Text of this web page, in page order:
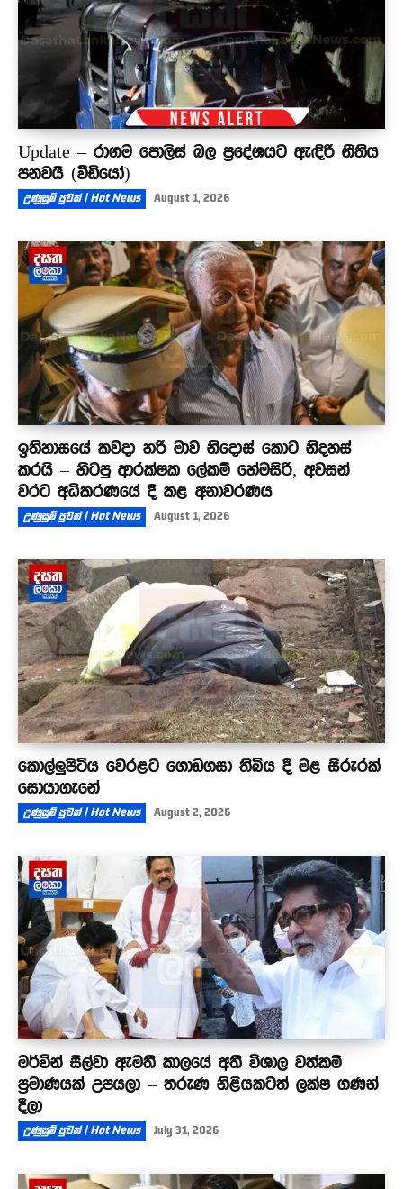
Update – රාගම පොලිස් බල ප්‍රදේශයට ඇඳිරි නීතිය
පනවයි (වීඩියෝ)
උණුසුම් පුවත් | Hot News August 1, 2026
ඉතිහාසයේ කවදා හරි මාව නිදොස් කොට නිදහස්
කරයි – හිටපු ආරක්ෂක ලේකම් හේමසිරි, අවසන්
වරට අධිකරණයේ දී කළ අනාවරණය
උණුසුම් පුවත් | Hot News August 1, 2026
කොල්ලුපිටිය වෙරළට ගොඩගසා තිබිය දී මළ සිරුරක්
සොයාගැනේ
උණුසුම් පුවත් | Hot News August 2, 2026
මර්වින් සිල්වා ඇමති කාලයේ අති විශාල වත්කම්
ප්‍රමාණයක් උපයලා – තරුණ නිළියකටත් ලක්ෂ ගණන්
දීලා
උණුසුම් පුවත් | Hot News July 31, 2026